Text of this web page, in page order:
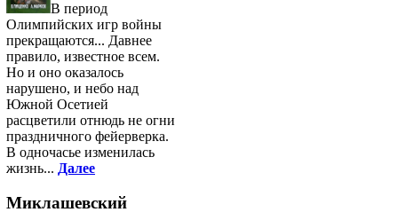
В период
Олимпийских игр войны
прекращаются... Давнее
правило, известное всем.
Но и оно оказалось
нарушено, и небо над
Южной Осетией
расцветили отнюдь не огни
праздничного фейерверка.
В одночасье изменилась
жизнь... Далее
Миклашевский